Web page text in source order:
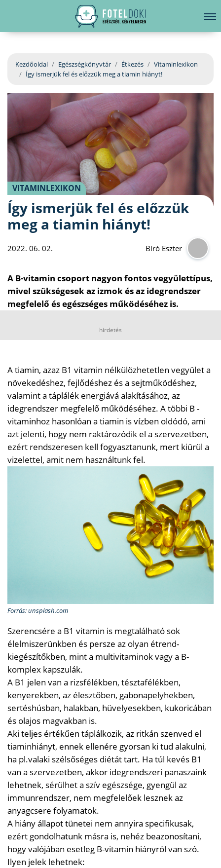
EGÉSZSÉGKÖNYVTÁR
BETEGSÉGKALAUZ
ÜGYELETKERESŐ
ORVOS VÁLASZOL
ORVOSKERESŐ
hirdetés
Kezdőoldal Egészségkönyvtár Étkezés
Vitaminlexikon
Így ismerjük fel és előzzük meg a tiamin hiányt!
VITAMINLEXIKON
Így ismerjük fel és előzzük
meg a tiamin hiányt!
2022. 06. 02. Bíró Eszter
A B-vitamin csoport nagyon fontos vegyülettípus,
mivel szükségesek az izmok és az idegrendszer
megfelelő és egészséges működéséhez is.
hirdetés
A tiamin, azaz B1 vitamin nélkülözhetetlen vegyület a
növekedéshez, fejlődéshez és a sejtműködéshez,
valamint a táplálék energiává alakításához, az
idegrendszer megfelelő működéséhez. A többi B -
vitaminhoz hasonlóan a tiamin is vízben oldódó, ami
azt jelenti, hogy nem raktározódik el a szervezetben,
ezért rendszeresen kell fogyasztanunk, mert kiürül a
vizelettel, amit nem használtunk fel.
Forrás: unsplash.com
Szerencsére a B1 vitamin is megtalálható sok
élelmiszerünkben és persze az olyan étrend-
kiegészítőkben, mint a multivitaminok vagy a B-
komplex kapszulák.
A B1 jelen van a rizsfélékben, tésztafélékben,
kenyerekben, az élesztőben, gabonapelyhekben,
sertéshúsban, halakban, hüvelyesekben, kukoricában
és olajos magvakban is.
Aki teljes értékűen táplálkozik, az ritkán szenved el
tiaminhiányt, ennek ellenére gyorsan ki tud alakulni,
ha pl.valaki szélsőséges diétát tart. Ha túl kevés B1
van a szervezetben, akkor idegrendszeri panaszaink
lehetnek, sérülhet a szív egészsége, gyengül az
immunrendszer, nem megfelelőek lesznek az
anyagcsere folyamatok.
A hiány állapot tünetei nem annyira specifikusak,
ezért gondolhatunk másra is, nehéz beazonosítani,
hogy valójában esetleg B-vitamin hiányról van szó.
Ilyen jelek lehetnek: